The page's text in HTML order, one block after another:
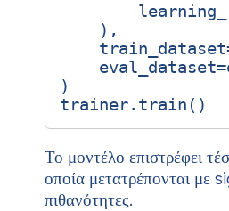
),
train_dataset
eval_dataset=
)
trainer. train ()
Το μοντέλο επιστρέφει
οποία μετατρέπονται με
πιθανότητες.